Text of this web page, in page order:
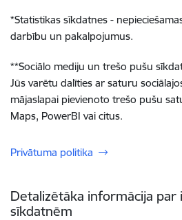
*Statistikas sīkdatnes -
darbību un pakalpojumus.
**Sociālo mediju un trešo pušu
Jūs varētu dalīties ar saturu
mājaslapai pievienoto trešo pušu
Maps, PowerBI vai citus.
Privātuma politika
Detalizētāka informācija par
sīkdatnēm